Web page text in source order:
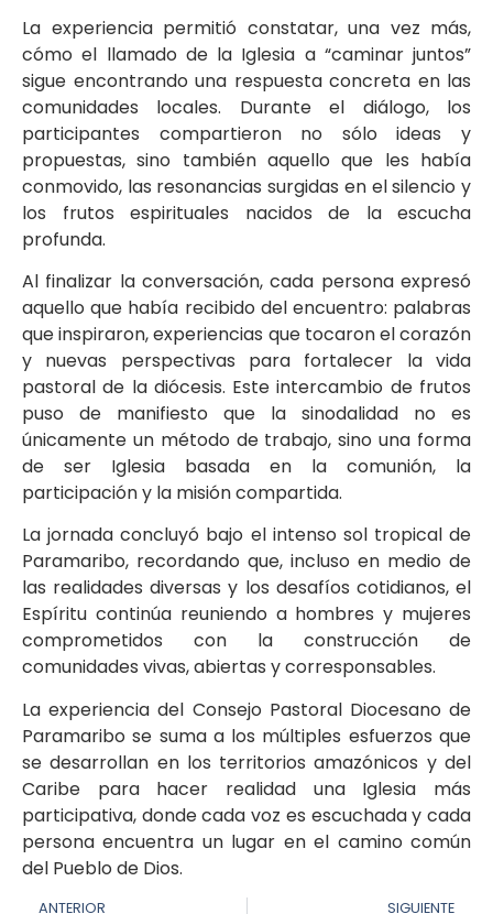
La experiencia permitió constatar, una vez más,
cómo el llamado de la Iglesia a “caminar juntos”
sigue encontrando una respuesta concreta en las
comunidades locales. Durante el diálogo, los
participantes compartieron no sólo ideas y
propuestas, sino también aquello que les había
conmovido, las resonancias surgidas en el silencio y
los frutos espirituales nacidos de la escucha
profunda.
Al finalizar la conversación, cada persona expresó
aquello que había recibido del encuentro: palabras
que inspiraron, experiencias que tocaron el corazón
y nuevas perspectivas para fortalecer la vida
pastoral de la diócesis. Este intercambio de frutos
puso de manifiesto que la sinodalidad no es
únicamente un método de trabajo, sino una forma
de ser Iglesia basada en la comunión, la
participación y la misión compartida.
La jornada concluyó bajo el intenso sol tropical de
Paramaribo, recordando que, incluso en medio de
las realidades diversas y los desafíos cotidianos, el
Espíritu continúa reuniendo a hombres y mujeres
comprometidos con la construcción de
comunidades vivas, abiertas y corresponsables.
La experiencia del Consejo Pastoral Diocesano de
Paramaribo se suma a los múltiples esfuerzos que
se desarrollan en los territorios amazónicos y del
Caribe para hacer realidad una Iglesia más
participativa, donde cada voz es escuchada y cada
persona encuentra un lugar en el camino común
del Pueblo de Dios.
ANTERIOR SIGUIENTE